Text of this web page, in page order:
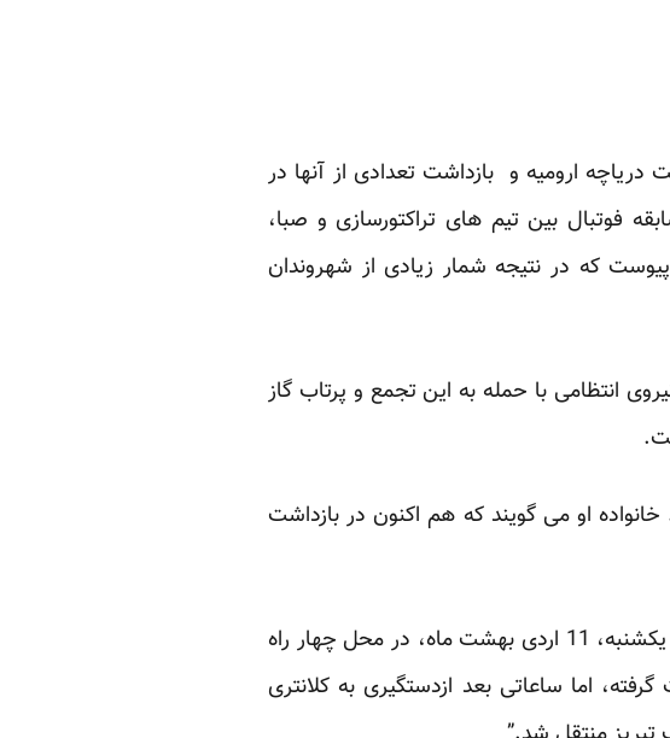
ارومیه و بازداشت تعدادی از آنها در
فوتبال بین تیم های تراکتورسازی و صبا،
که در نتیجه شمار زیادی از شهروندان
انتظامی با حمله به این تجمع و پرتاب گاز
او می گویند که هم اکنون در بازداشت
مهدی حمیدی شفیق، برادر این فعال بازداشت شده به روز می گوید: “هادی، روز یکشنبه، 11 اردی بهشت ماه، در محل چهار راه
اما ساعاتی بعد ازدستگیری به کلانتری